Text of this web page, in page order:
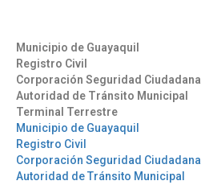
Municipio de Guayaquil
Registro Civil
Corporación Seguridad Ciudadana
Autoridad de Tránsito Municipal
Terminal Terrestre
Municipio de Guayaquil
Registro Civil
Corporación Seguridad Ciudadana
Autoridad de Tránsito Municipal